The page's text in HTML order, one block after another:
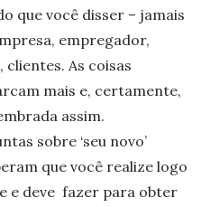
que você disser – jamais
empregador,
As coisas
mais e, certamente,
assim.
sobre ‘seu novo’
que você realize logo
e deve fazer para obter